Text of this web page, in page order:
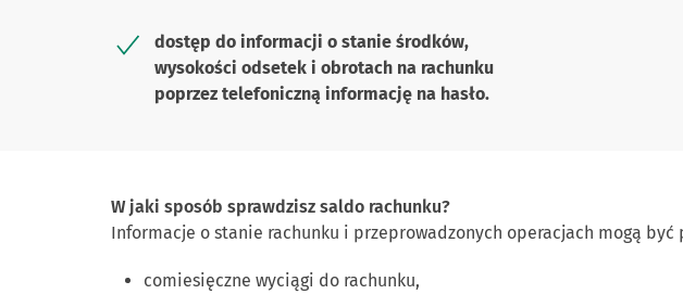
dostęp do informacji o stanie środków,
wysokości odsetek i obrotach na rachunku
poprzez telefoniczną informację na hasło.
W jaki sposób sprawdzisz saldo rachunku?
Informacje o stanie rachunku i przeprowadzonych operacjach mogą być
comiesięczne wyciągi do rachunku,